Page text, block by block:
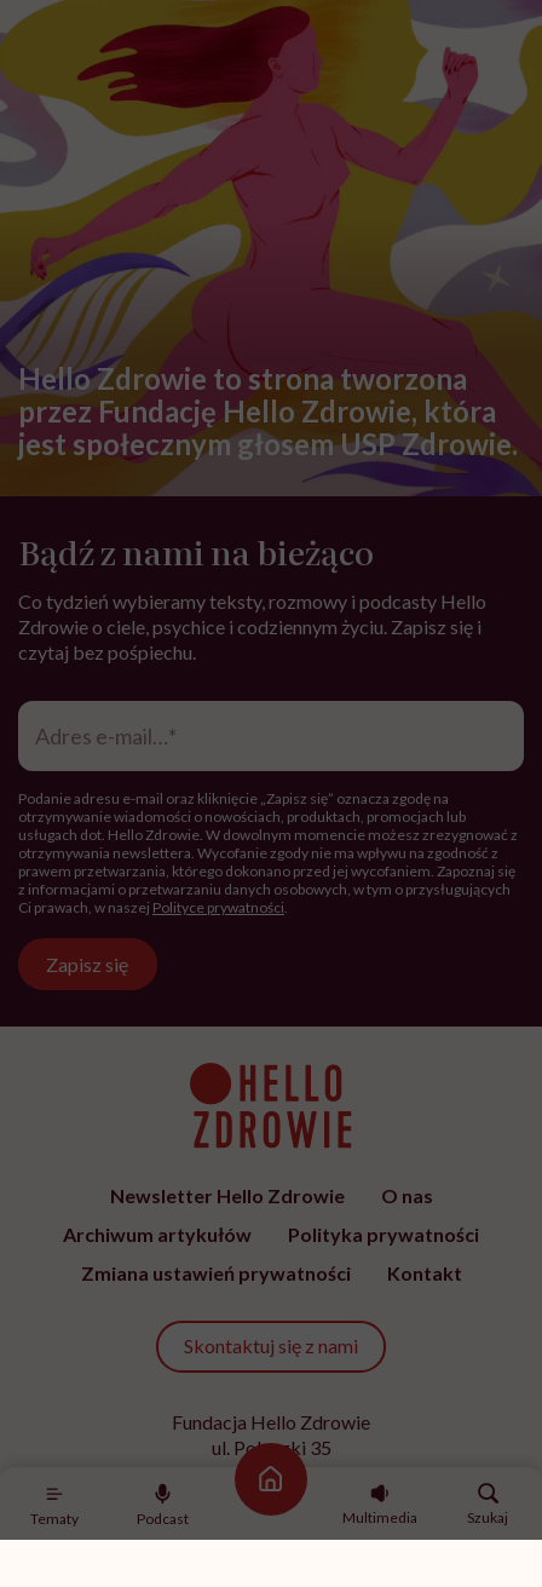
Tematy Podcast
Strona główna
Multimedia
Szukaj
Hello Zdrowie to strona tworzona
przez Fundację Hello Zdrowie, która
jest społecznym głosem USP Zdrowie.
Bądź z nami na bieżąco
Co tydzień wybieramy teksty, rozmowy i podcasty Hello
Zdrowie o ciele, psychice i codziennym życiu. Zapisz się i
czytaj bez pośpiechu.
Adres
mail*
Podanie adresu e-mail oraz kliknięcie „Zapisz się” oznacza zgodę na
otrzymywanie wiadomości o nowościach, produktach, promocjach lub
usługach dot. Hello Zdrowie. W dowolnym momencie możesz zrezygnować z
otrzymywania newslettera. Wycofanie zgody nie ma wpływu na zgodność z
prawem przetwarzania, którego dokonano przed jej wycofaniem. Zapoznaj się
z informacjami o przetwarzaniu danych osobowych, w tym o przysługujących
Ci prawach, w naszej Polityce prywatności.
Zapisz się
Newsletter Hello Zdrowie
O nas
Archiwum artykułów
Polityka prywatności
Zmiana ustawień prywatności
Kontakt
Skontaktuj się z nami
Fundacja Hello Zdrowie
ul. Poleczki 35
02-822 Warszawa
NIP 9512613236
Kontakt z redakcją